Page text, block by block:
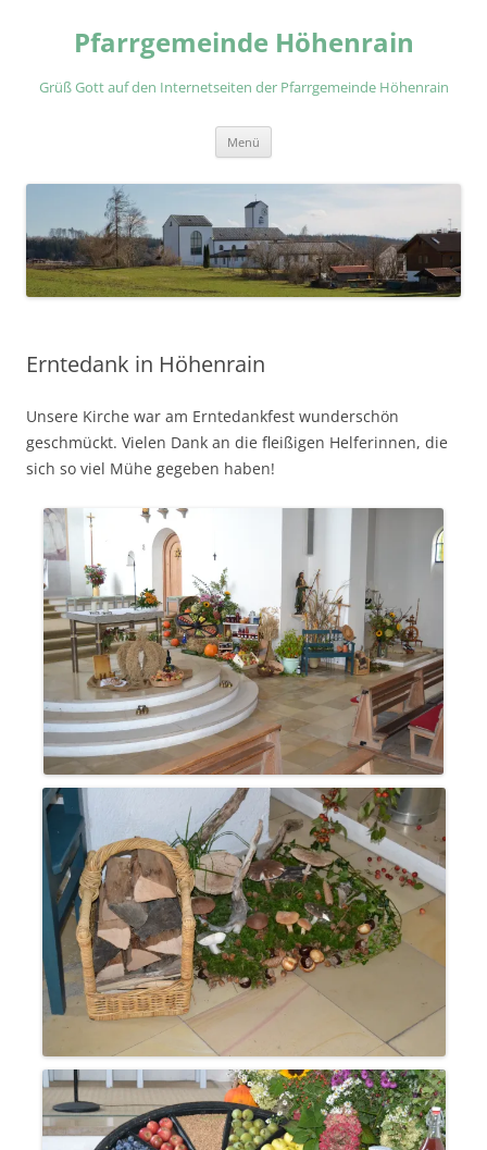
springenPfarrgemeinde Höhenrain
Grüß Gott auf den Internetseiten der Pfarrgemeinde Höhenrain
Menü
Erntedank in Höhenrain
Unsere Kirche war am Erntedankfest wunderschön
geschmückt. Vielen Dank an die fleißigen Helferinnen, die
sich so viel Mühe gegeben haben!